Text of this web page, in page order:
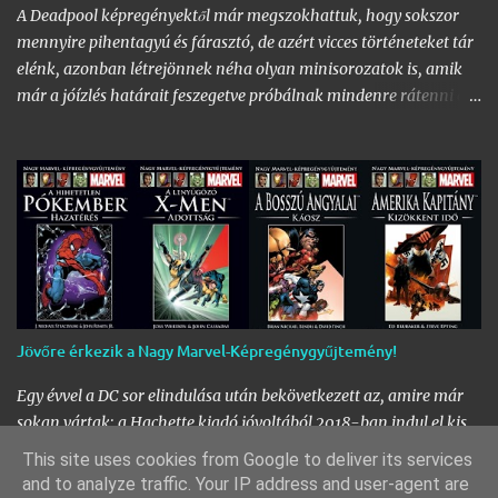
megegyezésének köszönhetően pedig megszületett a legendás
karakter, Venom önálló filmje. (Azt azért hozzátenném
zárójelben, hogy inkább lett ez egy Eddie …
A Deadpool képregényektől már megszokhattuk, hogy sokszor
mennyire pihentagyú és fárasztó, de azért vicces történeteket tár
elénk, azonban létrejönnek néha olyan minisorozatok is, amik
már a jóízlés határait feszegetve próbálnak mindenre rátenni egy
a maga nemében azonban egy egyedi, durva, és explicit sztori a
Nagyszájú zsoldos ámokfutásáról egy alternatív Marvel
Univerzumban. Aggodalomra tehát semmi ok, ahogy az a
Watcher szavaiból is kiderül, egy alter Univerzumban járunk,
amit szemlélve még Ő maga is teljesen letargikus lesz. Mindenki
tudta, hogy Wade módszerei nem épp a legtisztábbak és
leghősiesebbek, arra azért senki sem számított, hogy fogja
magát, és nekiesik az összes Marvel hősnek, hogy végezzen velük.
Történetünk elején az X-Men a Ravencroft Intézetbe viszi be
Deadpool-t, ugyanis elérkezettnek látták az időt, hogy valaki
Jövőre érkezik a Nagy Marvel-Képregénygyűjtemény!
Egy évvel a DC sor elindulása után bekövetkezett az, amire már
sokan vártak; a Hachette kiadó jóvoltából 2018-ban indul el kis
hazánkban a Nagy Marvel-Képregénygyűjtemény! A Marvel
fanok mstanában nem panaszkodhatnak, hisz a Hihetetlen
This site uses cookies from Google to deliver its services
and to analyze traffic. Your IP address and user-agent are